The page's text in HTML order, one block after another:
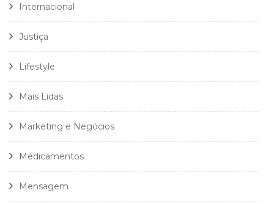
Internacional
Justiça
Lifestyle
Mais Lidas
Marketing e Negócios
Medicamentos
Mensagem